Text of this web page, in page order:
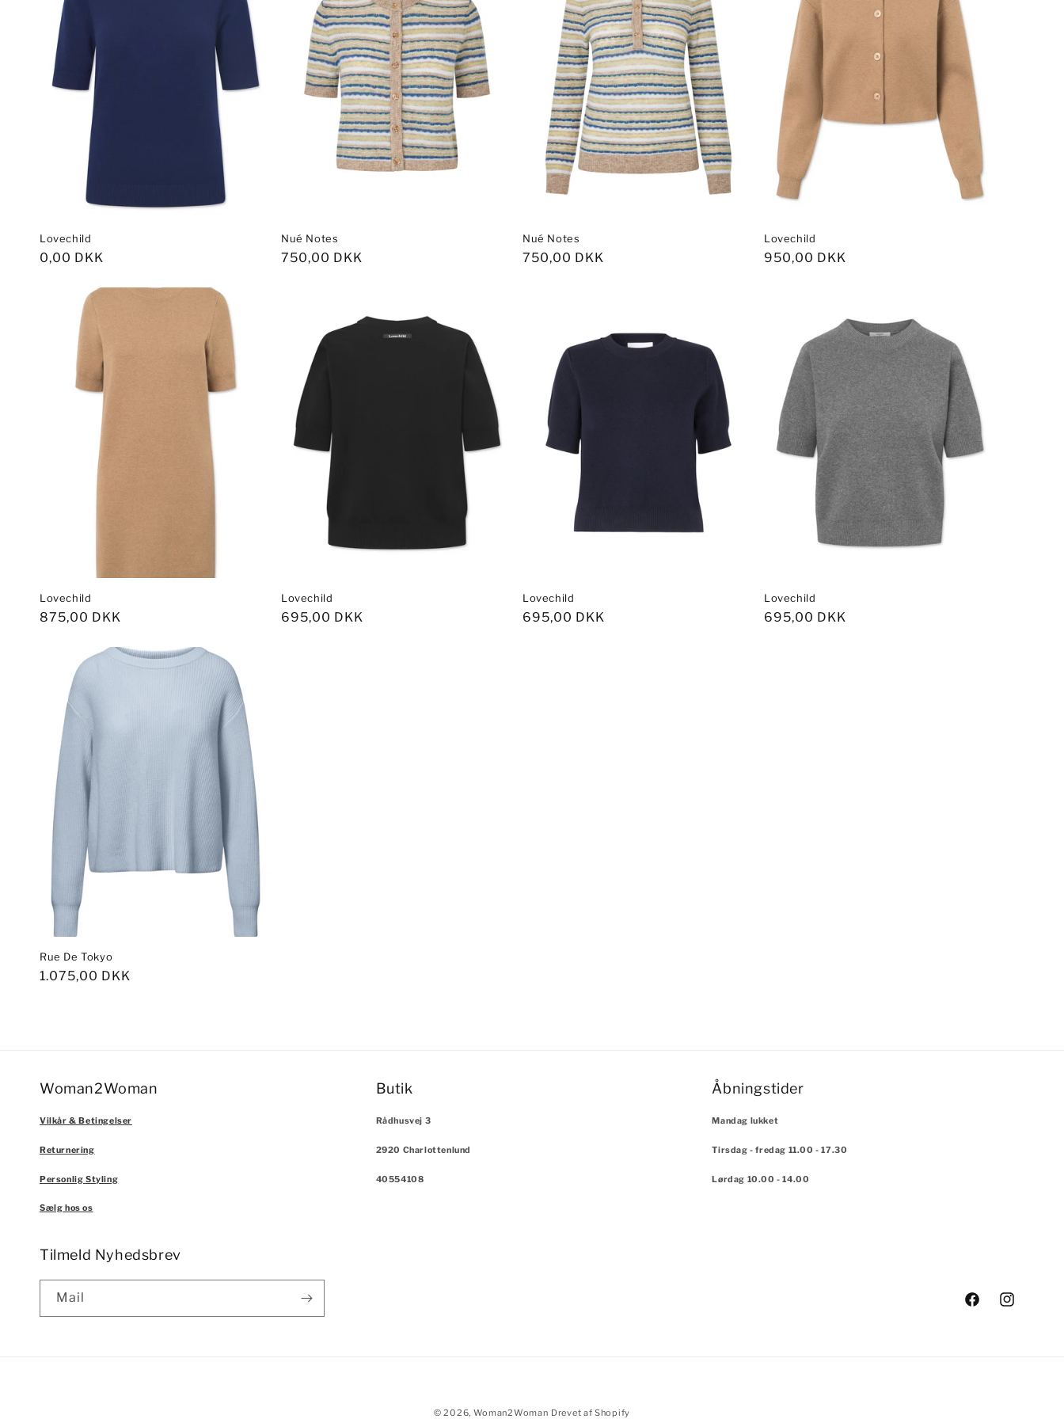
Lovechild
Normalpris
0,00 DKK
Nué Notes
Normalpris
750,00 DKK
Nué Notes
Normalpris
750,00 DKK
Lovechild
Normalpris
950,00 DKK
Lovechild
Normalpris
875,00 DKK
Lovechild
Normalpris
695,00 DKK
Lovechild
Normalpris
695,00 DKK
Lovechild
Normalpris
695,00 DKK
Rue De Tokyo
Normalpris
1.075,00 DKK
Woman2Woman
Vilkår & Betingelser
Returnering
Personlig Styling
Sælg hos os
Butik
Rådhusvej 3
2920 Charlottenlund
40554108
Åbningstider
Mandag lukket
Tirsdag - fredag 11.00 - 17.30
Lørdag 10.00 - 14.00
Tilmeld Nyhedsbrev
Mail
FacebookInstagram
© 2026, Woman2Woman Drevet af Shopify